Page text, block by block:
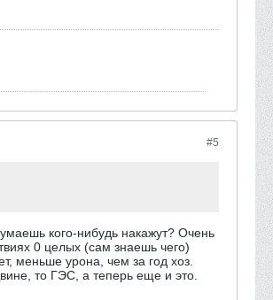
#5
кого-нибудь накажут? Очень
0 целых (сам знаешь чего)
меньше урона, чем за год хоз.
то ГЭС, а теперь еще и это.